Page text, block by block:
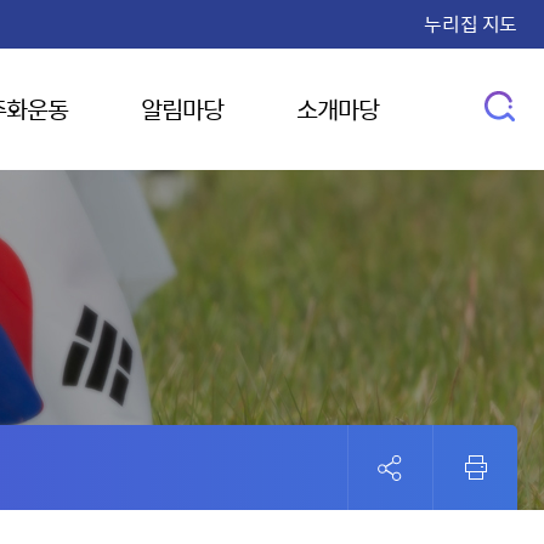
누리집 지도
운동 알림마당 소개마당